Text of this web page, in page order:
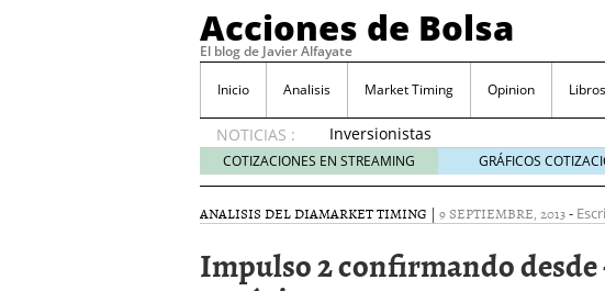
Acciones de Bolsa
El blog de Javier Alfayate
Inicio Analisis Market Timing Opinion Libros
NOTICIAS :
Inversionistas
VIP en
México
creciente
por SIFX
COTIZACIONES EN STREAMING GRÁFICOS
ANALISIS DEL DIAMARKET TIMING | 9 SEPTIEMBRE, 2013-
Impulso 2 confirmando